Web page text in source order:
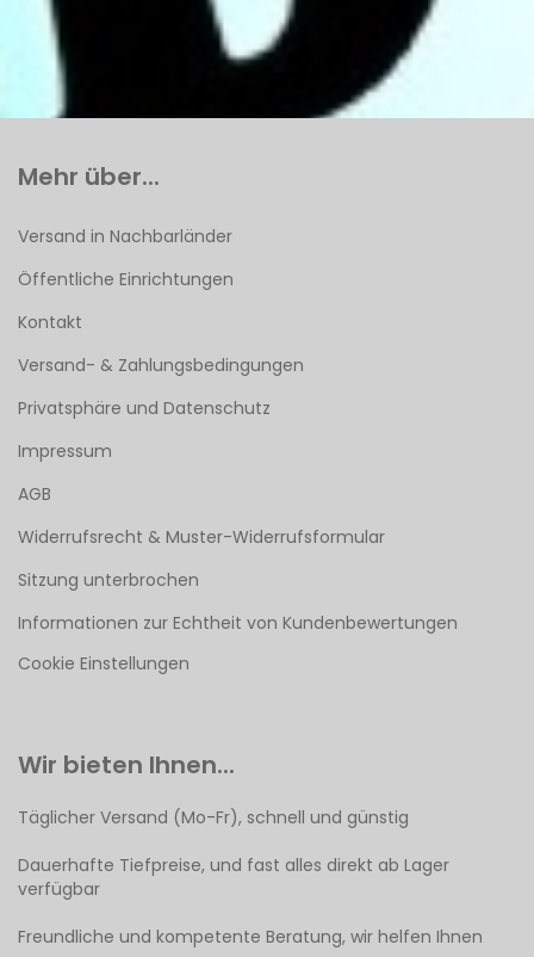
Mehr über...
Versand in Nachbarländer
Öffentliche Einrichtungen
Kontakt
Versand- & Zahlungsbedingungen
Privatsphäre und Datenschutz
Impressum
AGB
Widerrufsrecht & Muster-Widerrufsformular
Sitzung unterbrochen
Informationen zur Echtheit von Kundenbewertungen
Cookie Einstellungen
Wir bieten Ihnen...
Täglicher Versand (Mo-Fr), schnell und günstig
Dauerhafte Tiefpreise, und fast alles direkt ab Lager
verfügbar
Freundliche und kompetente Beratung, wir helfen Ihnen